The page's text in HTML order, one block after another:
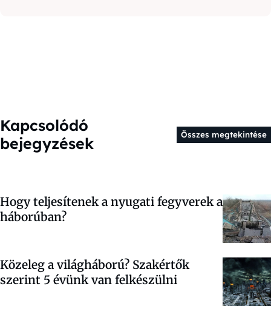
Kapcsolódó
bejegyzések
Összes megtekintése
Hogy teljesítenek a nyugati fegyverek a
háborúban?
Közeleg a világháború? Szakértők
szerint 5 évünk van felkészülni